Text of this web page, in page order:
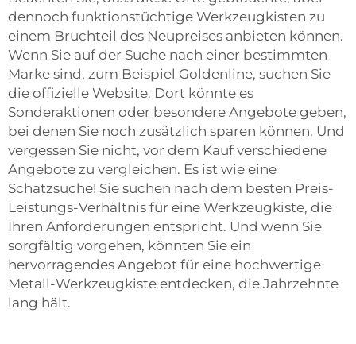
dennoch funktionstüchtige Werkzeugkisten zu
einem Bruchteil des Neupreises anbieten können.
Wenn Sie auf der Suche nach einer bestimmten
Marke sind, zum Beispiel Goldenline, suchen Sie
die offizielle Website. Dort könnte es
Sonderaktionen oder besondere Angebote geben,
bei denen Sie noch zusätzlich sparen können. Und
vergessen Sie nicht, vor dem Kauf verschiedene
Angebote zu vergleichen. Es ist wie eine
Schatzsuche! Sie suchen nach dem besten Preis-
Leistungs-Verhältnis für eine Werkzeugkiste, die
Ihren Anforderungen entspricht. Und wenn Sie
sorgfältig vorgehen, könnten Sie ein
hervorragendes Angebot für eine hochwertige
Metall-Werkzeugkiste entdecken, die Jahrzehnte
lang hält.